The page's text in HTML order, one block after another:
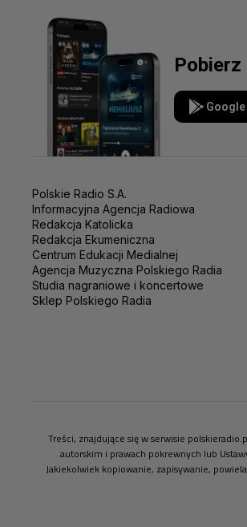
Google
Polskie Radio S.A.
Informacyjna Agencja Radiowa
Redakcja Katolicka
Redakcja Ekumeniczna
Centrum Edukacji Medialnej
Agencja Muzyczna Polskiego Radia
Studia nagraniowe i koncertowe
Sklep Polskiego Radia
Treści, znajdujące się w serwisie
autorskim i prawach pokrewnych lub
Jakiekolwiek kopiowanie, zapisywanie,